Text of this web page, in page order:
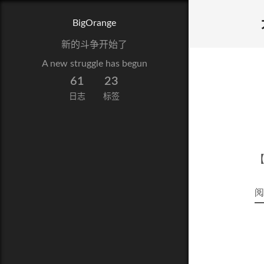
BigOrange
新的斗争开始了
A new struggle has begun
61
日志
23
标签